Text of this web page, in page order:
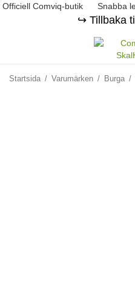
Officiell Comviq-butik Snabba
↪️ Tillbaka
Startsida / Varumärken / Burga /